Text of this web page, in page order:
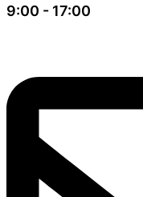
9:00 - 17:00